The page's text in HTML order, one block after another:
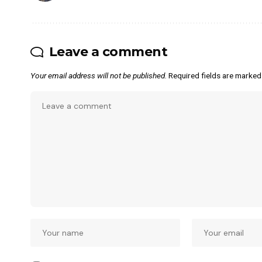
Leave a comment
Your email address will not be published. Required fields are